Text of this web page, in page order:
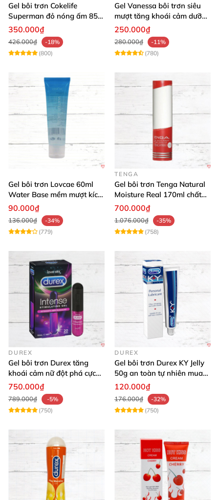
Gel bôi trơn Cokelife
Superman đỏ nóng ấm 85g
giảm đau rát
350.000₫
426.000₫
-18%
(800)
Gel Vanessa bôi trơn siêu
mượt tăng khoái cảm dưỡng
ẩm 200ml
250.000₫
280.000₫
-11%
(780)
Gel bôi trơn Lovcae 60ml
Water Base mềm mượt kích
thích
90.000₫
136.000₫
-34%
(779)
TENGA
Gel bôi trơn Tenga Natural
Moisture Real 170ml chất
lượng cao mềm mượt an
700.000₫
1.076.000₫
-35%
(758)
DUREX
Gel bôi trơn Durex tăng
khoái cảm nữ đột phá cực
thích
750.000₫
789.000₫
-5%
(750)
DUREX
Gel bôi trơn Durex KY Jelly
50g an toàn tự nhiên mua
ngay
120.000₫
176.000₫
-32%
(750)